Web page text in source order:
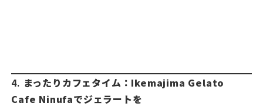
4. まったりカフェタイム：Ikemajima Gelato
Cafe Ninufaでジェラートを